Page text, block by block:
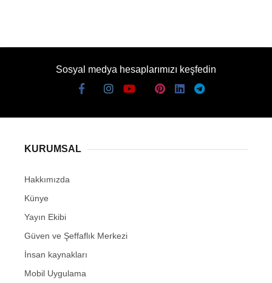
Sosyal medya hesaplarımızı keşfedin
KURUMSAL
Hakkımızda
Künye
Yayın Ekibi
Güven ve Şeffaflık Merkezi
İnsan kaynakları
Mobil Uygulama